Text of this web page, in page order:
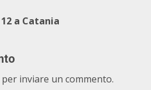
a Catania
per inviare un commento.